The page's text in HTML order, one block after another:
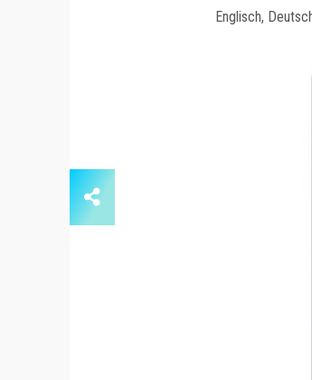
Englisch,